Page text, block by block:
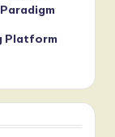
Platform